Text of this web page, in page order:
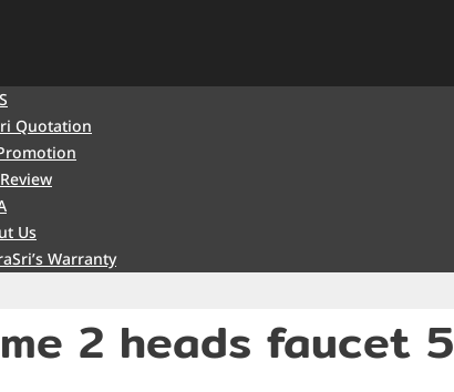
Quotation
Us
Warranty
2 heads faucet 5